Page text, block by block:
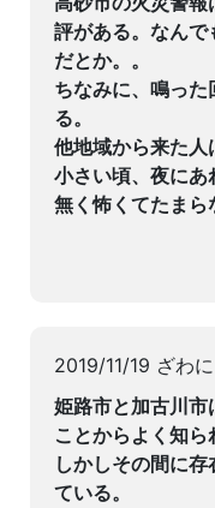
評がある。なん
だとか。。
ちなみに、鳴っ
る。
他地域から来た
小さい頃、夜に
無く怖くてたま
2019/11/19 ざわ
姫路市と加古川市
ことからよく知ら
しかしその間に
ている。